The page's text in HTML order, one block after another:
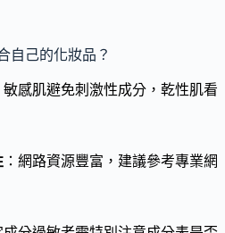
自己的化妝品？
敏感肌避免刺激性成分，乾性肌看
：網路資源豐富，建議參考專業網